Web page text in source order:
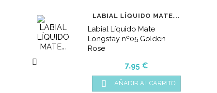

LABIAL LÍQUIDO MATE...
Labial Líquido Mate
Longstay nº05 Golden
Rose
Precio
7,95 €
 AÑADIR AL CARRITO